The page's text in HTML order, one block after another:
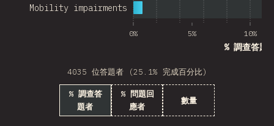
0% 5% 10%
% 調查答題
Mobility impairments
4035 位答題者 (25.1% 完成百分比)
% 調查答
題者
% 問題回
應者
數量